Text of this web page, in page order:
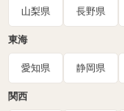
山梨県 長野県
東海
愛知県 静岡県
関西